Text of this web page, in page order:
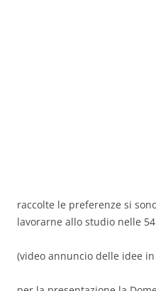
raccolte le preferenze si
lavorarne allo studio nelle
(video annuncio delle idee